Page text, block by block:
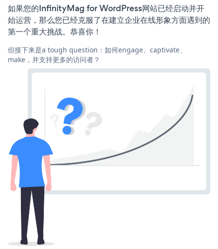
如果您的InfinityMag for WordPress网站已经启动并开
始运营，那么您已经克服了在建立企业在线形象方面遇到的
第一个重大挑战。恭喜你！
但接下来是a tough question：如何engage、captivate、
make，并支持更多的访问者？